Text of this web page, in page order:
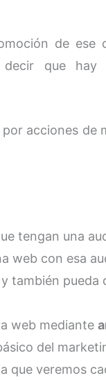
de ese
decir que
acciones de
tengan una
web con esa
también pueda
web mediante
del
que veremos